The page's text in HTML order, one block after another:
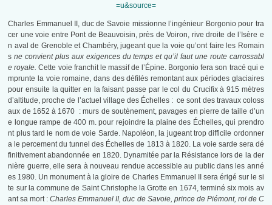
=u&source=
Charles Emmanuel II, duc de Savoie missionne l’ingénieur Borgonio pour tra
cer une voie entre Pont de Beauvoisin, près de Voiron, rive droite de l’Isère e
n aval de Grenoble et Chambéry, jugeant que la voie qu’ont faire les Romain
sne convient plus aux exigences du temps et qu’il faut une route carrossabl
e royale.Cette voie franchit le massif de l’Épine. Borgonio fera son tracé qui e
mprunte la voie romaine, dans des défilés remontant aux périodes glaciaires
pour ensuite la quitter en la faisant passe par le col du Crucifix à 915 mètres
d’altitude, proche de l’actuel village des Échelles : ce sont des travaux coloss
aux de 1652 à 1670 : murs de soutènement, pavages en pierre de taille d’un
e longue rampe de 400 m. pour rejoindre la plaine des Échelles, qui prendro
nt plus tard le nom de voie Sarde. Napoléon, la jugeant trop difficile ordonner
a le percement du tunnel des Échelles de 1813 à 1820. La voie sarde sera dé
finitivement abandonnée en 1820. Dynamitée par la Résistance lors de la der
nière guerre, elle sera à nouveau rendue accessible au public dans les anné
es 1980. Un monument à la gloire de Charles Emmanuel II sera érigé sur le si
te sur la commune de Saint Christophe la Grotte en 1674, terminé six mois av
ant sa mort :Charles Emmanuel II, duc de Savoie, prince de Piémont, roi de C